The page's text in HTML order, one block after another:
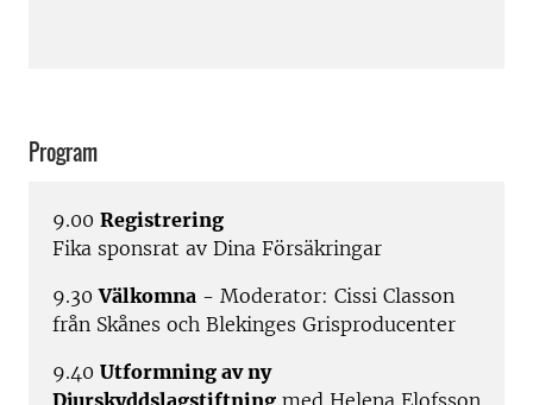
Program
9.00 Registrering
Fika sponsrat av Dina Försäkringar
9.30Välkomna - Moderator: Cissi Classon
från Skånes och Blekinges Grisproducenter
9.40 Utformning av ny
Djurskyddslagstiftning med Helena Elofsson